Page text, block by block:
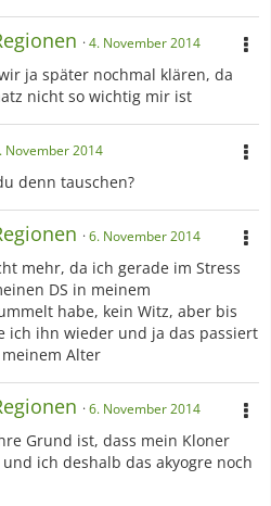
4. November 2014
ja später nochmal klären, da
nicht so wichtig mir ist
November 2014
denn tauschen?
6. November 2014
mehr, da ich gerade im Stress
DS in meinem
habe, kein Witz, aber bis
ich ihn wieder und ja das passiert
Alter
6. November 2014
Grund ist, dass mein Kloner
ich deshalb das akyogre noch